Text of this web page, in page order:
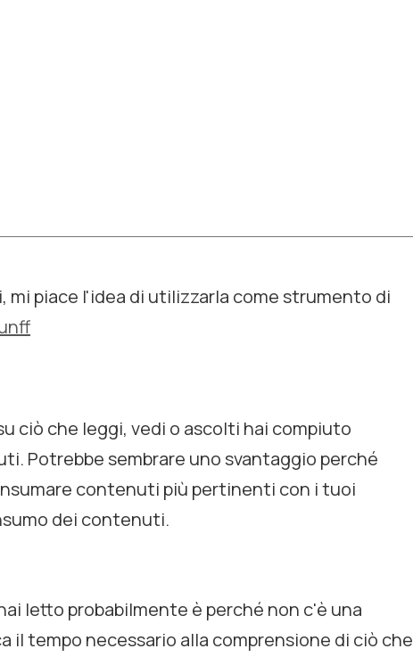
piace l'idea di utilizzarla come strumento di
ciò che leggi, vedi o ascolti hai compiuto
Potrebbe sembrare uno svantaggio perché
contenuti più pertinenti con i tuoi
dei contenuti.
letto probabilmente è perché non c'è una
tempo necessario alla comprensione di ciò che